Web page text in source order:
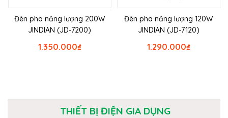
Đèn pha năng lượng 200W
JINDIAN (JD-7200)
₫
1.350.000
Đèn pha năng lượng 120W
JINDIAN (JD-7120)
₫
1.290.000
THIẾT BỊ ĐIỆN GIA DỤNG